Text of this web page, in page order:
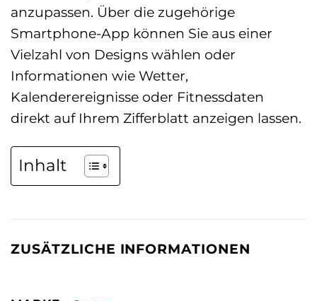
anzupassen. Über die zugehörige
Smartphone-App können Sie aus einer
Vielzahl von Designs wählen oder
Informationen wie Wetter,
Kalenderereignisse oder Fitnessdaten
direkt auf Ihrem Zifferblatt anzeigen lassen.
Inhalt
ZUSÄTZLICHE INFORMATIONEN